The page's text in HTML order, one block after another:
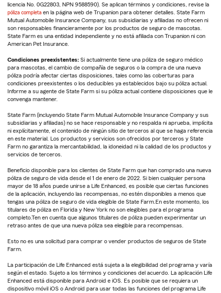
licencia No. 0G22803, NPN 9588590). Se aplican términos y condiciones, revise la
póliza completa en la página web de Trupanion para obtener detalles. State Farm
Mutual Automobile Insurance Company, sus subsidiarias y afiliadas no ofrecen ni
son responsables financieramente por los productos de seguro de mascotas.
State Farm es una entidad independiente y no está afiliada con Trupanion ni con
American Pet Insurance.
Condiciones preexistentes: Si actualmente tiene una póliza de seguro médico
para mascotas, el cambio de compañía de seguros o la compra de una nueva
póliza podría afectar ciertas disposiciones, tales como las coberturas para
condiciones preexistentes o los deducibles ya establecidos bajo su póliza actual.
Informe a su agente de State Farm si su póliza actual contiene disposiciones que le
convenga mantener.
State Farm (incluyendo State Farm Mutual Automobile Insurance Company y sus
subsidiarias y afiliadas) no se hace responsable y no respalda ni aprueba, implícita
ni explícitamente, el contenido de ningún sitio de terceros al que se haga referencia
en este material. Los productos y servicios son ofrecidos por terceros y State
Farm no garantiza la mercantabilidad, la idoneidad ni la calidad de los productos y
servicios de terceros.
Beneficio disponible para los clientes de State Farm que han comprado una nueva
póliza de seguro de vida desde el 1 de enero de 2022. Si bien cualquier persona
mayor de 18 años puede unirse a Life Enhanced, es posible que ciertas funciones
de la aplicación, incluyendo las recompensas, no estén disponibles a menos que
tengas una póliza de seguro de vida elegible de State Farm.En este momento, los
titulares de póliza en Florida y New York no son elegibles para el programa
completo.Ten en cuenta que algunos titulares de póliza pueden experimentar un
retraso antes de que una nueva póliza sea elegible para recompensas.
Esto no es una solicitud para comprar o vender productos de seguros de State
Farm.
La participación de Life Enhanced está sujeta a la elegibilidad del programa y varía
según el estado. Sujeto a los términos y condiciones del acuerdo. La aplicación Life
Enhanced está disponible para Android e iOS. Es posible que se requiera un
dispositivo móvil iOS o Android para usar todas las funciones del programa Life